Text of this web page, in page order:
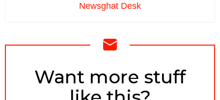
Newsghat Desk
NEWSLETTER
Want more stuff